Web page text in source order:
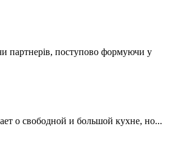
партнерів, поступово формуючи у
о свободной и большой кухне, но...